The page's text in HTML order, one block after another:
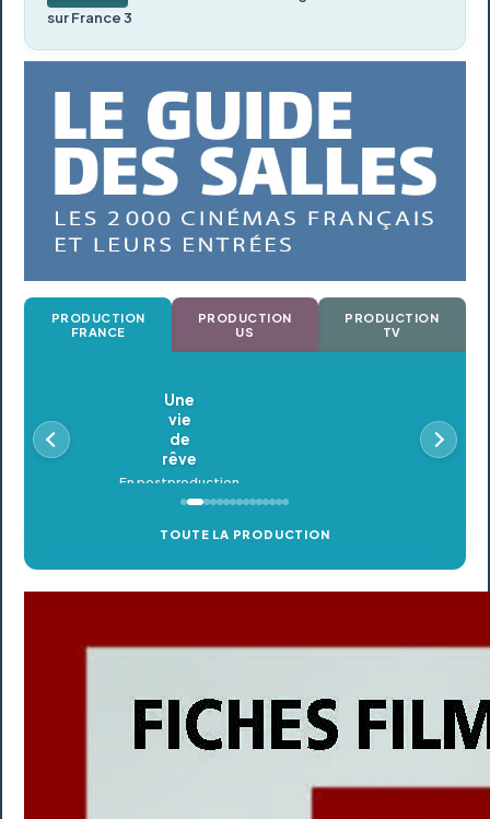
sur France 3
PRODUCTION
FRANCE
PRODUCTION
US
PRODUCTION
TV
Oldeupe
En postproduction
TOUTE LA PRODUCTION